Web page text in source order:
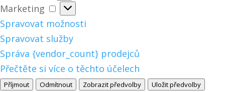
Marketing
Marketing
Spravovat možnosti
Spravovat služby
Správa {vendor_count} prodejců
Přečtěte si více o těchto účelech
Příjmout Odmítnout Zobrazit předvolby Uložit předvolby